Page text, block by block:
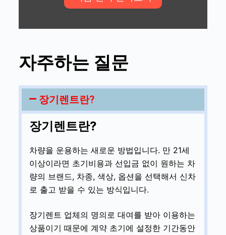
자주하는 질문
장기렌트란?
장기렌트란?
차량을 운용하는 새로운 방법입니다. 만 21세
이상이라면 초기비용과 선입금 없이 원하는 차
량의 브랜드, 차종, 색상, 옵션을 선택해서 신차
로 출고 받을 수 있는 방식입니다.
장기렌트 업체의 명의로 대여를 받아 이용하는
상품이기 때문에 계약 초기에 설정한 기간동안